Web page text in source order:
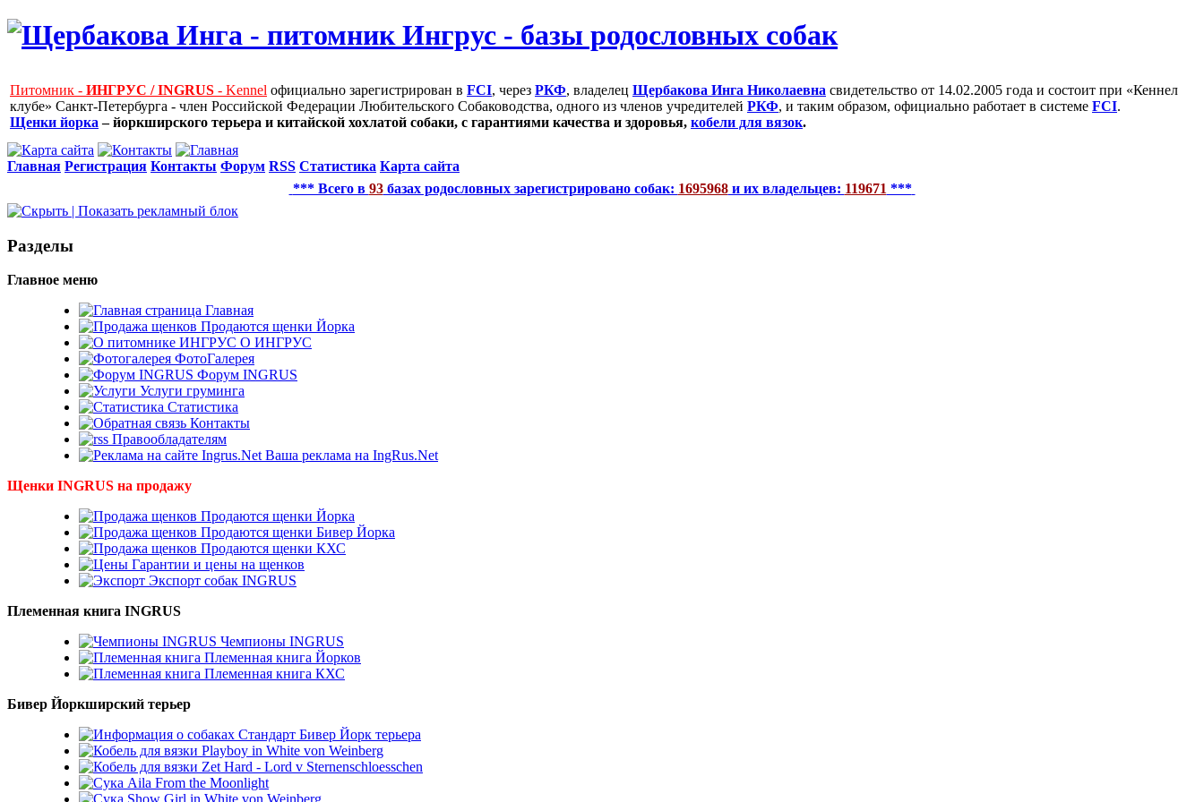
Питомник - ИНГРУС / INGRUS - Kennel официально зарегистрирован в FCI, через РКФ, владелец Щербакова Инга Николаевна свидетельство от 14.02.2005 года и состоит при «Кеннел
клубе» Санкт-Петербурга - член Российской Федерации Любительского Собаководства, одного из членов учредителей РКФ, и таким образом, официально работает в системе FCI.
Щенки йорка – йоркширского терьера и китайской хохлатой собаки, с гарантиями качества и здоровья, кобели для вязок.
Главная Регистрация Контакты Форум RSS Статистика Карта сайта
*** Всего в 93базах родословных зарегистрировано собак: 1695968и их владельцев: 119671 ***
Рaзделы
Главное меню
Главная
Продаются щенки Йорка
О ИНГРУС
ФотоГалерея
Форум INGRUS
Услуги груминга
Статистика
Контакты
Правообладателям
Ваша реклама на IngRus.Net
Щенки INGRUS на продажу
Продаются щенки Йорка
Продаются щенки Бивер Йорка
Продаются щенки КХС
Гарантии и цены на щенков
Экспорт собак INGRUS
Племенная книга INGRUS
Чемпионы INGRUS
Племенная книга Йорков
Племенная книга КХС
Бивер Йоркширский терьер
Стандарт Бивер Йорк терьера
Playboy in White von Weinberg
Zet Hard - Lord v Sternenschloesschen
Aila From the Moonlight